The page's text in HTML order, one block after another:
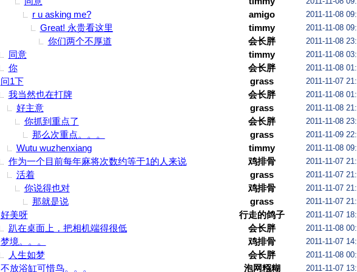
r u asking me? amigo 2011-11-08
Great! 永贵看这里 timmy 2011-11-08
你们两个不厚道 会长胖 2011-11-08
同意 timmy 2011-11-08
你 会长胖 2011-11-08
问1下 grass 2011-11-07
我当然也在打牌 会长胖 2011-11-08
好主意 grass 2011-11-08
你抓到重点了 会长胖 2011-11-08
那么次重点。。。 grass 2011-11-09
Wutu wuzhenxiang timmy 2011-11-08
作为一个目前每年麻将次数约等于1的人来说 鸡排骨 2011-11-07
活着 grass 2011-11-07
你说得也对 鸡排骨 2011-11-07
那就是说 grass 2011-11-07
好美呀 行走的鸽子 2011-11-07
趴在桌面上，把相机端得很低 会长胖 2011-11-08
梦境。。。 鸡排骨 2011-11-07
人生如梦 会长胖 2011-11-08
不放浴缸可惜鸟。。。 泡网糨糊 2011-11-07